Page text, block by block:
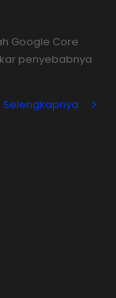
Google Core
penyebabnya
Selengkapnya